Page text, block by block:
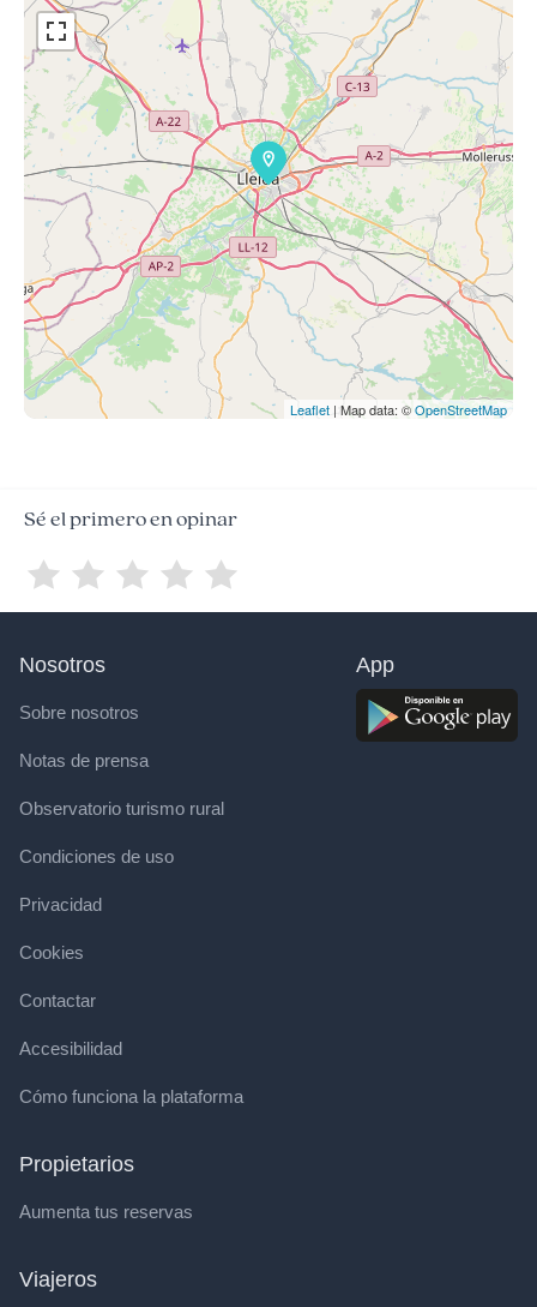
Leaflet | Map data: ©OpenStreetMap
Sé el primero en opinar
Nosotros
Sobre nosotros
Notas de prensa
Observatorio turismo rural
Condiciones de uso
Privacidad
Cookies
Contactar
Accesibilidad
Cómo funciona la plataforma
Propietarios
Aumenta tus reservas
Viajeros
App